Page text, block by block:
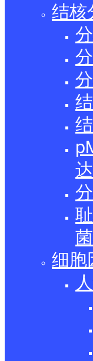
结核
细胞